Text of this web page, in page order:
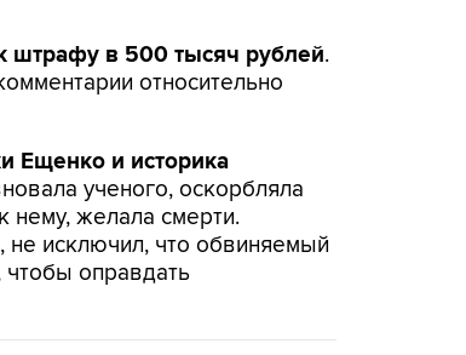
штрафу в 500 тысяч рублей.
относительно
Ещенко и историка
ученого, оскорбляла
нему, желала смерти.
исключил, что обвиняемый
чтобы оправдать